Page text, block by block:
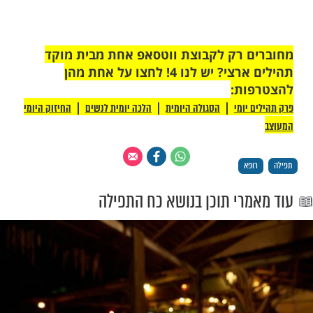
הדבר', סיפר אחר כך הרב ש', התגלה סודו של
שמתפלל על מטופליו כאילו הכיר אותם
סוד ההצלחה שלו- התפילה הנרגשת שנשא
יגאל כהן מראה מהו כח התפילה: